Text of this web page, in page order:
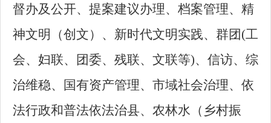
督办及公开、提案建议办理、档案管理、精
神文明（创文）、新时代文明实践、群团(工
会、妇联、团委、残联、文联等)、信访、综
治维稳、国有资产管理、市域社会治理、依
法行政和普法依法治县、农林水（乡村振